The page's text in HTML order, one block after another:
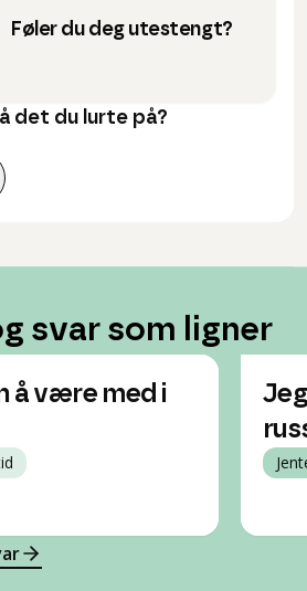
Føler du deg utestengt?
det du lurte på?
svar som ligner
å være med i